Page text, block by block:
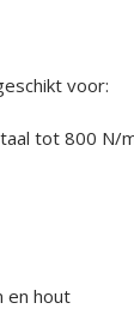
voor:
tot 800 N/
en hout